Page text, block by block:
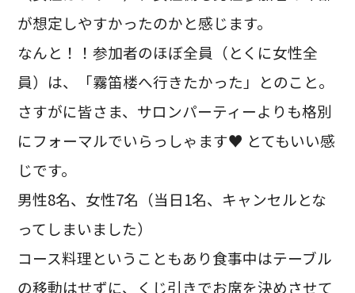
が想定しやすかったのかと感じます。
なんと！！参加者のほぼ全員（とくに女性全
員）は、「霧笛楼へ行きたかった」とのこと。
さすがに皆さま、サロンパーティーよりも格別
にフォーマルでいらっしゃます♥ とてもいい感
じです。
男性8名、女性7名（当日1名、キャンセルとな
ってしまいました）
コース料理ということもあり食事中はテーブル
の移動はせずに、くじ引きでお席を決めさせて